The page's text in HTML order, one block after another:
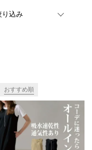
り込み
おすすめ順